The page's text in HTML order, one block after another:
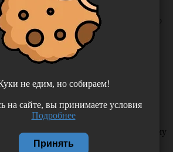
гидролитический
фиксации шва, выполненного
наложение дополнительных узлов.
потеря 50% прочности - через 30
– 180-210 суток.
этилена (ЕО)
от 6/0 до 2 (EP 0,7 - 5)
иметь место неточности или
Если вы заметили такую проблему
не едим, но собираем!
на сайте, вы принимаете условия
Подробнее
Принять